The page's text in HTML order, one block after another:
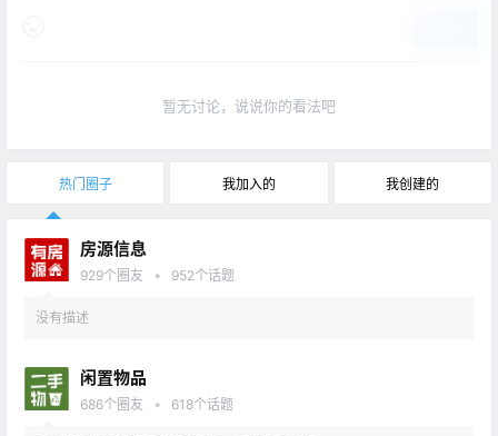
暂无讨论，说说你的看法吧
热门圈子 我加入的 我创建的
房源信息
929个圈友 • 952个话题
没有描述
闲置物品
686个圈友 • 618个话题